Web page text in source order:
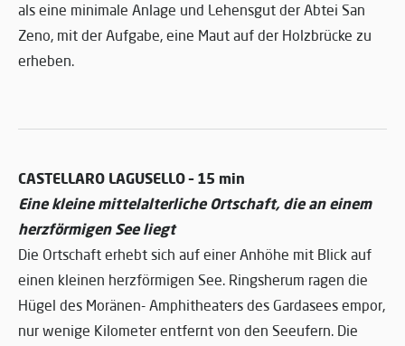
als eine minimale Anlage und Lehensgut der Abtei San
Zeno, mit der Aufgabe, eine Maut auf der Holzbrücke zu
erheben.
CASTELLARO LAGUSELLO – 15 min
Eine kleine mittelalterliche Ortschaft, die an einem
herzförmigen See liegt
Die Ortschaft erhebt sich auf einer Anhöhe mit Blick auf
einen kleinen herzförmigen See. Ringsherum ragen die
Hügel des Moränen- Amphitheaters des Gardasees empor,
nur wenige Kilometer entfernt von den Seeufern. Die